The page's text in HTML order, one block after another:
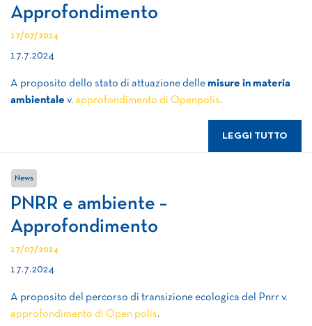
Approfondimento
17/07/2024
17.7.2024
A proposito dello stato di attuazione delle misure in materia
ambientale v. approfondimento di Openpolis.
LEGGI TUTTO
News
PNRR e ambiente –
Approfondimento
17/07/2024
17.7.2024
A proposito del percorso di transizione ecologica del Pnrr v.
approfondimento di Open polis.